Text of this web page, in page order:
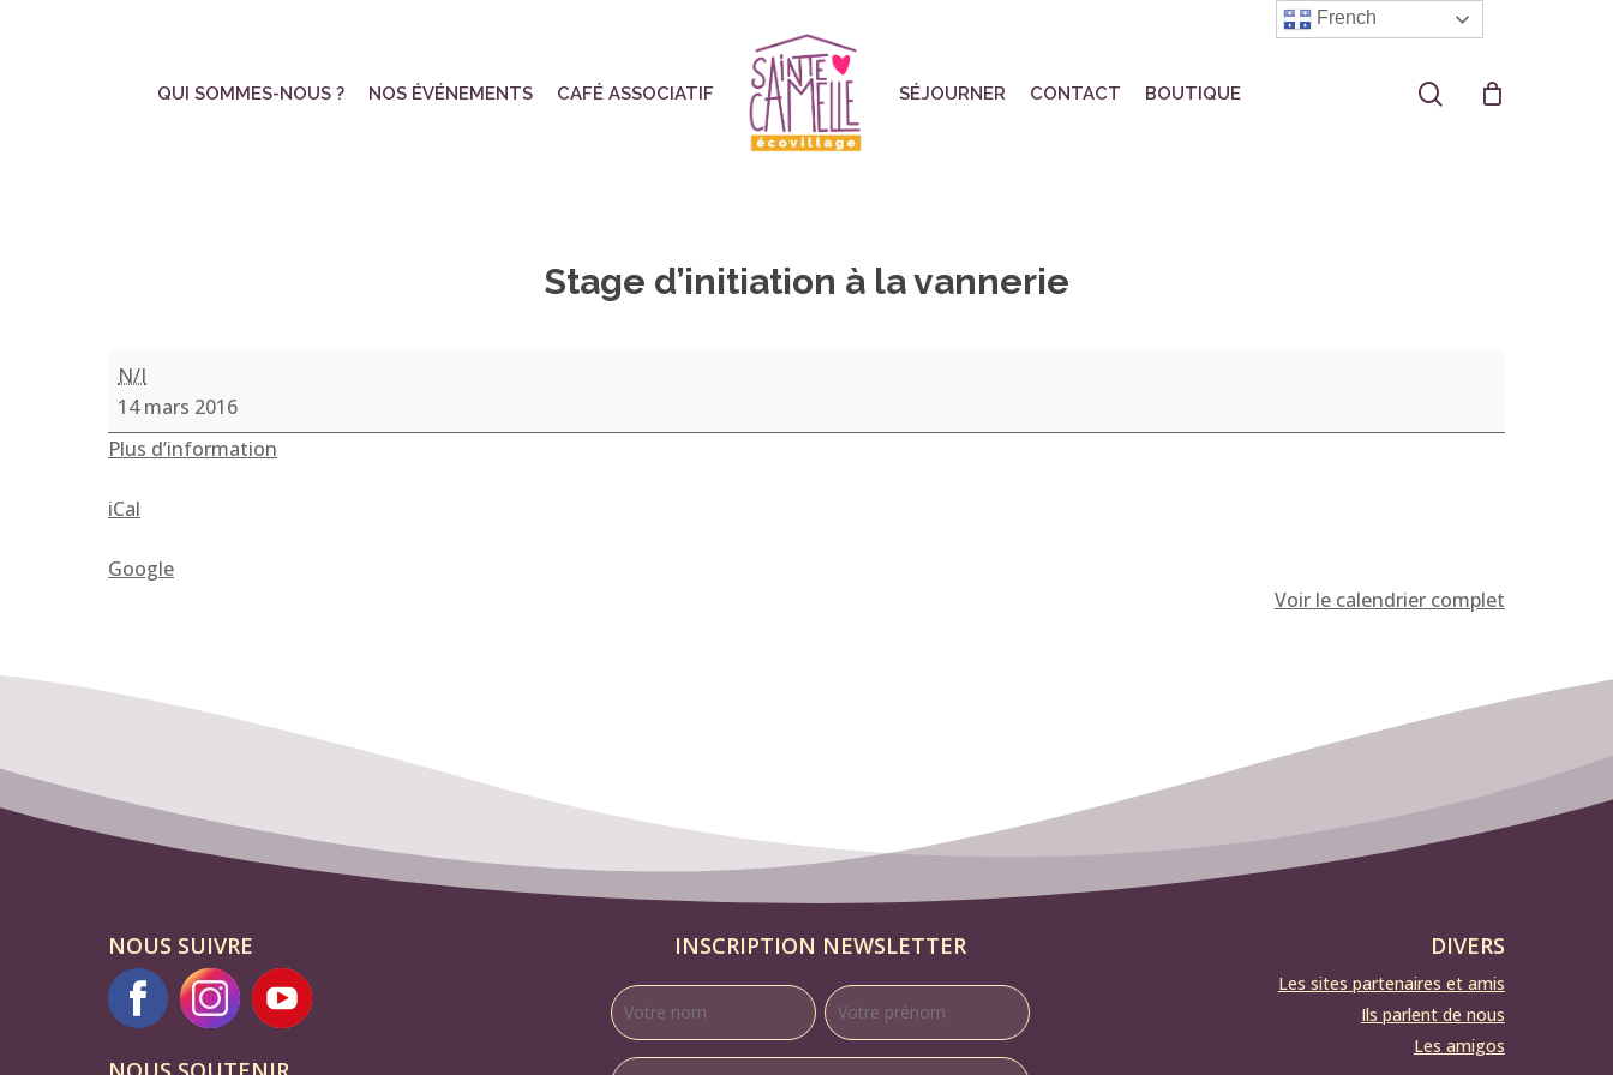
QUI SOMMES-NOUS ? NOS ÉVÉNEMENTS CAFÉ ASSOCIATIF SÉJOURNER CONTACT BOUTIQUE search
Stage d’initiation à la vannerie
Stage
d’initiation
à
la
N/I
14 mars 2016
Plus d’information
iCal
Google
Voir le calendrier complet
NOUS SUIVRE INSCRIPTION NEWSLETTER DIVERS
Les sites partenaires et amis
Ils parlent de nous
Les amigos
French